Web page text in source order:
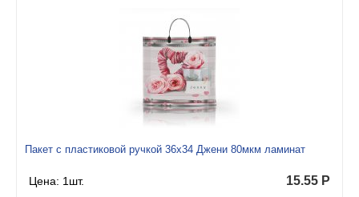
Пакет с пластиковой ручкой 36x34 Джени 80мкм ламинат
Цена: 1шт. 15.55 Р